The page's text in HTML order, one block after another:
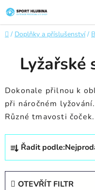
na
obsah
Domů
/ Doplňky a příslušenství /
Lyžařské
Dokonale přilnou k
při náročném
Různé tmavosti čoček.
Ř
z
Řadit podle:
OTEVŘÍT FILTR